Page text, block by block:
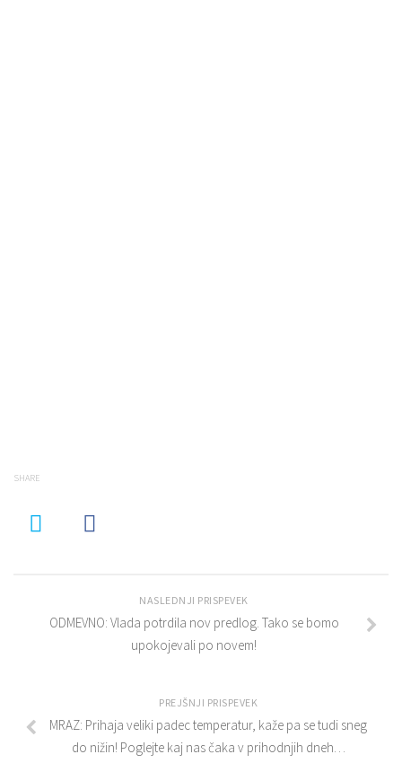
SHARE
NASLEDNJI PRISPEVEK
ODMEVNO: Vlada potrdila nov predlog. Tako se bomo
upokojevali po novem!
PREJŠNJI PRISPEVEK
MRAZ: Prihaja veliki padec temperatur, kaže pa se tudi sneg
do nižin! Poglejte kaj nas čaka v prihodnjih dneh…